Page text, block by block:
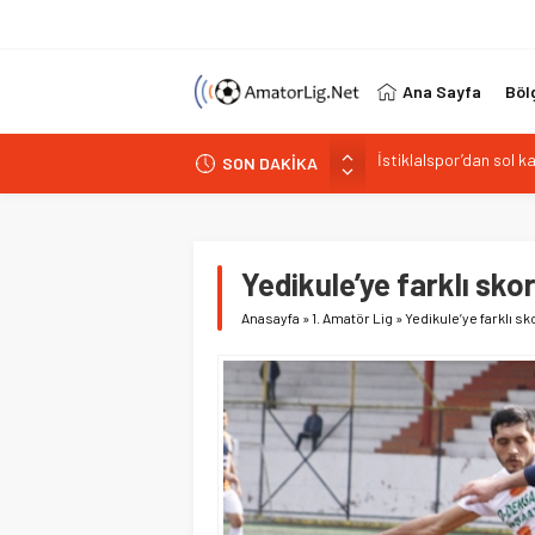
Ana Sayfa
SON DAKİKA
Paşabahçespor’da
İstanbul Gençlerbirliği
Kuzeyin Kaplanları
İstiklalspor’dan sol
Yedikule’ye farklı
Anasayfa »1. Amatör Lig »Yedikule’ye farklı